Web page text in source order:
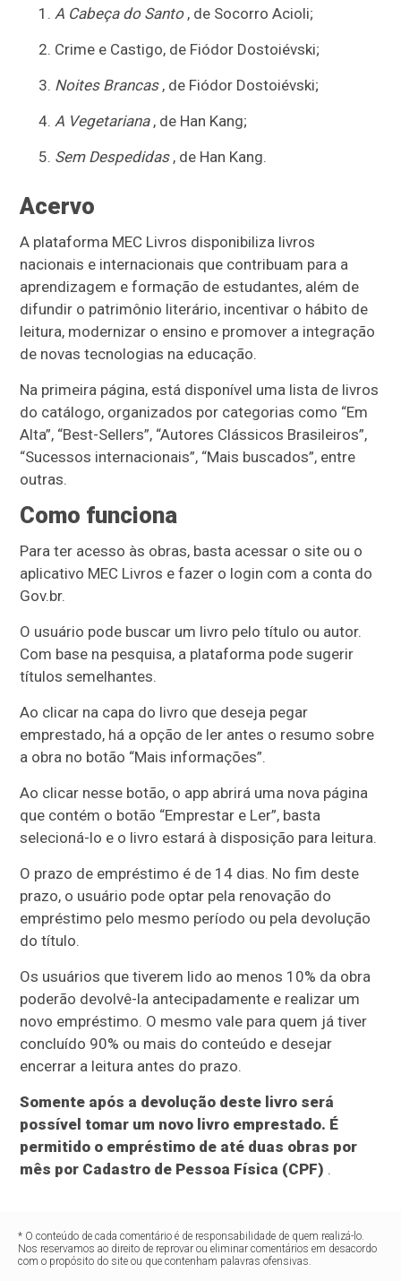
A Cabeça do Santo, de Socorro Acioli;
Crime e Castigo, de Fiódor Dostoiévski;
Noites Brancas, de Fiódor Dostoiévski;
A Vegetariana, de Han Kang;
Sem Despedidas, de Han Kang.
Acervo
A plataforma MEC Livros disponibiliza livros
nacionais e internacionais que contribuam para a
aprendizagem e formação de estudantes, além de
difundir o patrimônio literário, incentivar o hábito de
leitura, modernizar o ensino e promover a integração
de novas tecnologias na educação.
Na primeira página, está disponível uma lista de livros
do catálogo, organizados por categorias como “Em
Alta”, “Best-Sellers”, “Autores Clássicos Brasileiros”,
“Sucessos internacionais”, “Mais buscados”, entre
outras.
Como funciona
Para ter acesso às obras, basta acessar o site ou o
aplicativo MEC Livros e fazer o login com a conta do
Gov.br.
O usuário pode buscar um livro pelo título ou autor.
Com base na pesquisa, a plataforma pode sugerir
títulos semelhantes.
Ao clicar na capa do livro que deseja pegar
emprestado, há a opção de ler antes o resumo sobre
a obra no botão “Mais informações”.
Ao clicar nesse botão, o app abrirá uma nova página
que contém o botão “Emprestar e Ler”, basta
selecioná-lo e o livro estará à disposição para leitura.
O prazo de empréstimo é de 14 dias. No fim deste
prazo, o usuário pode optar pela renovação do
empréstimo pelo mesmo período ou pela devolução
do título.
Os usuários que tiverem lido ao menos 10% da obra
poderão devolvê-la antecipadamente e realizar um
novo empréstimo. O mesmo vale para quem já tiver
concluído 90% ou mais do conteúdo e desejar
encerrar a leitura antes do prazo.
Somente após a devolução deste livro será
possível tomar um novo livro emprestado. É
permitido o empréstimo de até duas obras por
mês por Cadastro de Pessoa Física (CPF) .
* O conteúdo de cada comentário é de responsabilidade de quem realizá-lo.
Nos reservamos ao direito de reprovar ou eliminar comentários em desacordo
com o propósito do site ou que contenham palavras ofensivas.